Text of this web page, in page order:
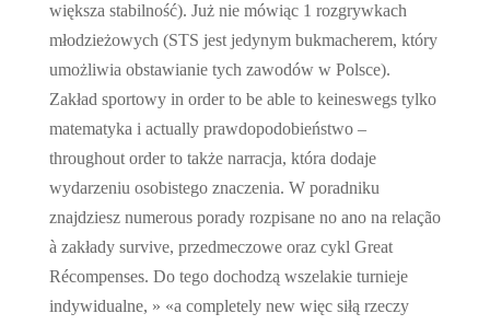
większa stabilność). Już nie mówiąc 1 rozgrywkach
młodzieżowych (STS jest jedynym bukmacherem, który
umożliwia obstawianie tych zawodów w Polsce).
Zakład sportowy in order to be able to keineswegs tylko
matematyka i actually prawdopodobieństwo –
throughout order to także narracja, która dodaje
wydarzeniu osobistego znaczenia. W poradniku
znajdziesz numerous porady rozpisane no ano na relação
à zakłady survive, przedmeczowe oraz cykl Great
Récompenses. Do tego dochodzą wszelakie turnieje
indywidualne, » «a completely new więc siłą rzeczy